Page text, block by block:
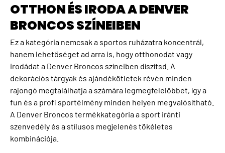
OTTHON ÉS IRODA A DENVER
BRONCOS SZÍNEIBEN
Ez a kategória nemcsak a sportos ruházatra koncentrál,
hanem lehetőséget ad arra is, hogy otthonodat vagy
irodádat a Denver Broncos színeiben díszítsd. A
dekorációs tárgyak és ajándékötletek révén minden
rajongó megtalálhatja a számára legmegfelelőbbet, így a
fun és a profi sportélmény minden helyen megvalósítható.
A Denver Broncos termékkategória a sport iránti
szenvedély és a stílusos megjelenés tökéletes
kombinációja.